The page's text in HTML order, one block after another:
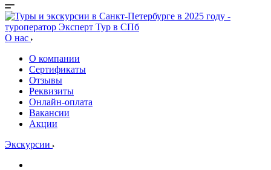
О нас
О компании
Сертификаты
Отзывы
Реквизиты
Онлайн-оплата
Вакансии
Акции
Экскурсии